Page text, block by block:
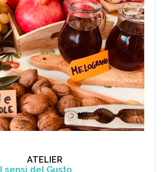
ATELIER
I sensi del Gusto